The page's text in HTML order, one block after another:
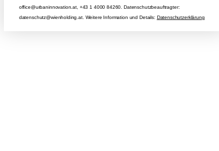
office@urbaninnovation.at, +43 1 4000 84260. Datenschutzbeauftragter:
datenschutz@wienholding.at. Weitere Information und Details: Datenschutzerklärung